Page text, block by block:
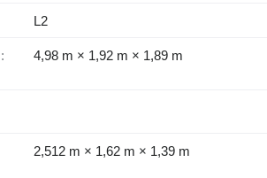
L2
4,98 m × 1,92 m × 1,89 m
2,512 m × 1,62 m × 1,39 m